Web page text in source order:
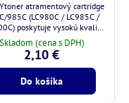
atramentový cartridge
985C (LC980C / LC985C /
poskytuje vysokú kvalitu
a plnú kompatibilitu s
tlačiarňami Brother.
Skladom (cena s DPH)
2,10 €
Do košíka